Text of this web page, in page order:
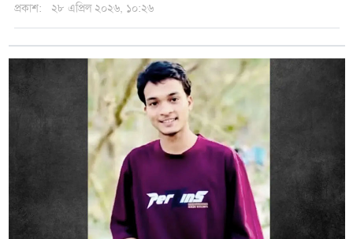
প্রকাশ: ২৮ এপ্রিল ২০২৬, ১০:২৬